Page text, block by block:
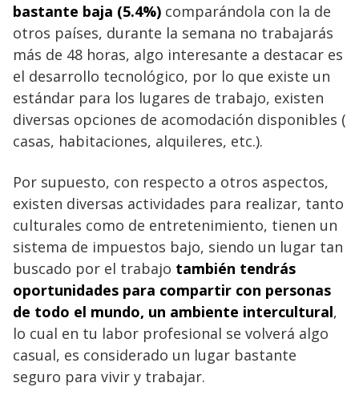
bastante baja (5.4%) comparándola con la de
otros países, durante la semana no trabajarás
más de 48 horas, algo interesante a destacar es
el desarrollo tecnológico, por lo que existe un
estándar para los lugares de trabajo, existen
diversas opciones de acomodación disponibles (
casas, habitaciones, alquileres, etc.).
Por supuesto, con respecto a otros aspectos,
existen diversas actividades para realizar, tanto
culturales como de entretenimiento, tienen un
sistema de impuestos bajo, siendo un lugar tan
buscado por el trabajo también tendrás
oportunidades para compartir con personas
de todo el mundo, un ambiente intercultural,
lo cual en tu labor profesional se volverá algo
casual, es considerado un lugar bastante
seguro para vivir y trabajar.